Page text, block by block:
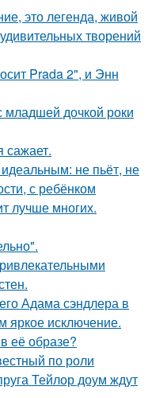
это легенда, живой
творений
Prada 2", и Энн
младшей дочкой роки
не пьёт, не
с ребёнком
лучше многих.
Адама сэндлера в
яркое исключение.
её образе?
по роли
Тейлор доум ждут